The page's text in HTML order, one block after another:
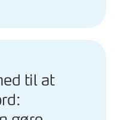
til at